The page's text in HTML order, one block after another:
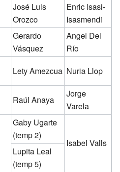
José Luis
Orozco
Enric Isasi-
Isasmendi
Gerardo
Vásquez
Angel Del
Río
Lety Amezcua Nuria Llop
Raúl Anaya
Jorge
Varela
Gaby Ugarte
(temp 2)
Isabel Valls
Lupita Leal
(temp 5)